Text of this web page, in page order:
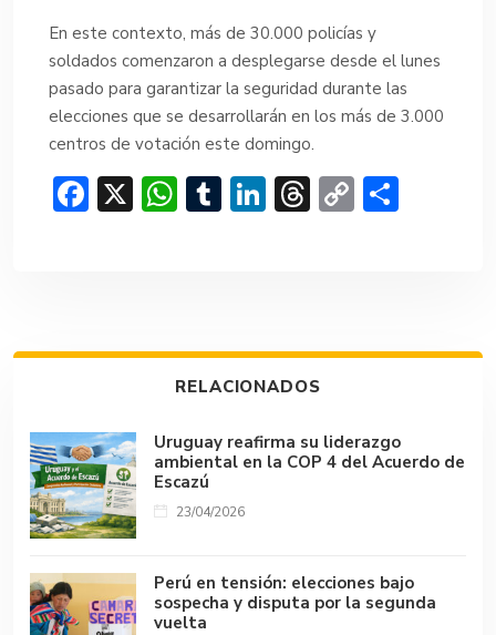
En este contexto, más de 30.000 policías y
soldados comenzaron a desplegarse desde el lunes
pasado para garantizar la seguridad durante las
elecciones que se desarrollarán en los más de 3.000
centros de votación este domingo.
F
ok
X W
p
p
T Li T
s
C
n tir
RELACIONADOS
Uruguay reafirma su liderazgo
ambiental en la COP 4 del Acuerdo de
Escazú
23/04/2026
Perú en tensión: elecciones bajo
sospecha y disputa por la segunda
vuelta